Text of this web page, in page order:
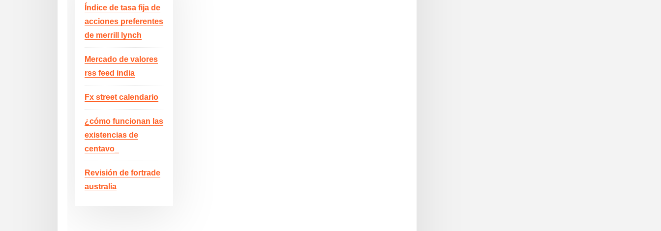
Índice de tasa fija de
acciones preferentes
de merrill lynch
Mercado de valores
rss feed india
Fx street calendario
¿cómo funcionan las
existencias de
centavo_
Revisión de fortrade
australia